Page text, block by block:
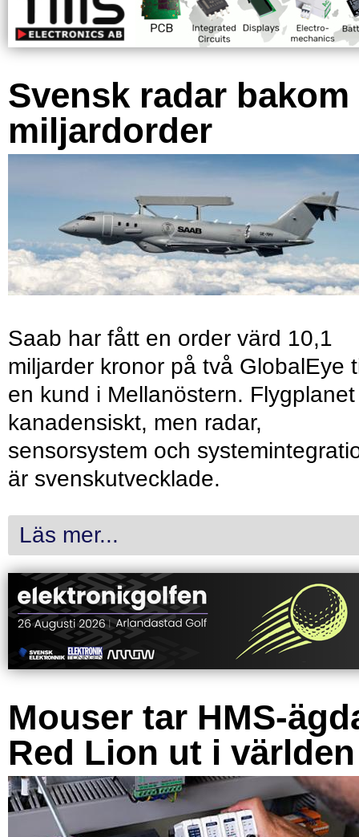
Svensk radar bakom
miljardorder
Saab har fått en order värd 10,1
miljarder kronor på två GlobalEye
en kund i Mellanöstern.
kanadensiskt, men radar,
sensorsystem och
är svenskutvecklade.
Läs mer...
Mouser tar HMS-
Red Lion ut i världen